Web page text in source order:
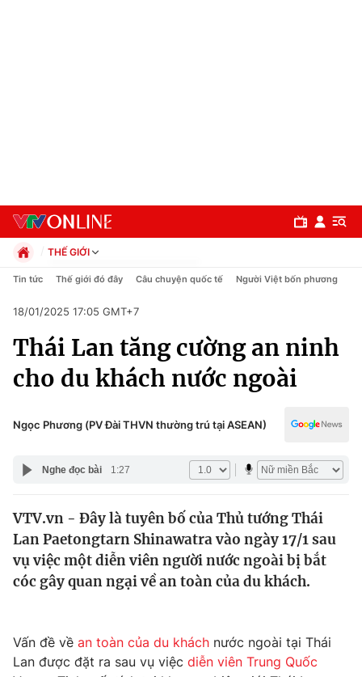
Chuyên mục
Chính trị
Pháp luật
Thế giới
Tin tức
Câu chuyện quốc tế
Tài chính
Thị trường
Dữ liệu và đời sống
THẾ GIỚI
Chính trị
Pháp luật
Kinh tế
Thể thao
Truyền hình
Y tế
Công nghệ
Tin tức Thế giới đó đây Câu chuyện quốc tế Người Việt bốn phương
18/01/2025 17:05 GMT+7
Thái Lan tăng cường an ninh
cho du khách nước ngoài
Ngọc Phương (PV Đài THVN thường trú tại ASEAN)
Nghe đọc bài 1:27
VTV.vn - Đây là tuyên bố của Thủ tướng Thái
Lan Paetongtarn Shinawatra vào ngày 17/1 sau
vụ việc một diễn viên người nước ngoài bị bắt
cóc gây quan ngại về an toàn của du khách.
Vấn đề về an toàn của du khách nước ngoài tại Thái
Lan được đặt ra sau vụ việc diễn viên Trung Quốc